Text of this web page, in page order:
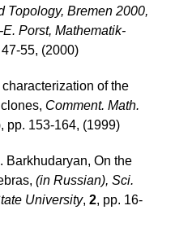
Topology, Bremen 2000,
Porst, Mathematik-
47-55, (2000)
characterization of the
, Comment. Math.
, pp. 153-164, (1999)
Barkhudaryan, On the
, (in Russian), Sci.
University, 2, pp. 16-